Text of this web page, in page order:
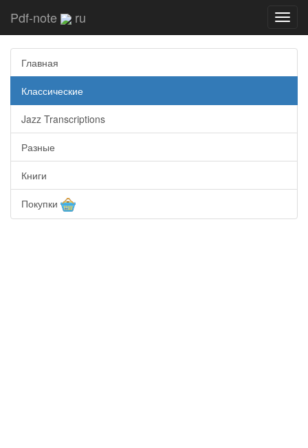
Pdf-note ru
Главная
Классические
Jazz Transcriptions
Разные
Книги
Покупки